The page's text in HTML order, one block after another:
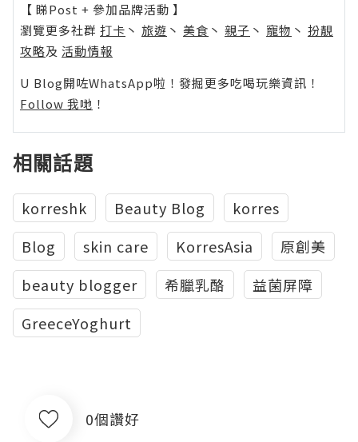
【 睇Post + 參加品牌活動 】
瀏覽更多社群 打卡 丶 旅遊 丶 美食 丶 親子 丶 寵物 丶 扮靚
攻略及 活動情報
U Blog開咗WhatsApp啦！發掘更多吃喝玩樂資訊！
Follow 我哋 ！
相關話題
korreshk Beauty Blog
korres
Blog
skin care KorresAsia
原創美
beauty blogger
希臘乳酪
益菌屏障
GreeceYoghurt
0個讚好